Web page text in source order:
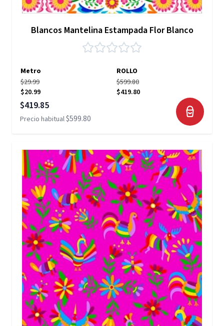
Blancos Mantelina Estampada Flor Blanco
Metro
ROLLO
$29.99
$20.99
$599.80
$419.80
Precio especial
$419.85
Precio habitual$599.80